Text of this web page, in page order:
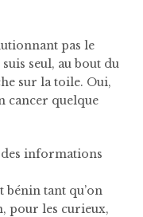
pas le
seul, au bout du
sur la toile. Oui,
cancer quelque
informations
bénin tant qu’on
pour les curieux,